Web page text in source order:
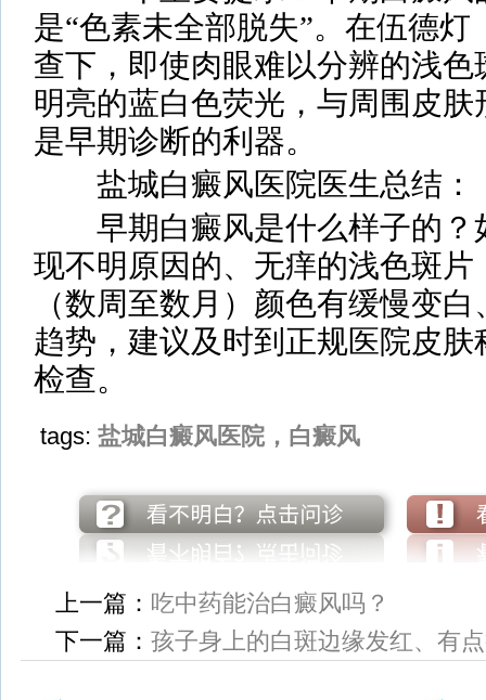
是“色素未全部脱失”。在伍德灯
查下，即使肉眼难以分辨的浅
明亮的蓝白色荧光，与周围皮
是早期诊断的利器。
盐城白癜风医院医生总结：
早期白癜风是什么样子的？
现不明原因的、无痒的浅色斑片
（数周至数月）颜色有缓慢变
趋势，建议及时到正规医院皮
检查。
tags:盐城白癜风医院，白癜风
上一篇： 吃中药能治白癜风吗？
下一篇： 孩子身上的白斑边缘发红、有